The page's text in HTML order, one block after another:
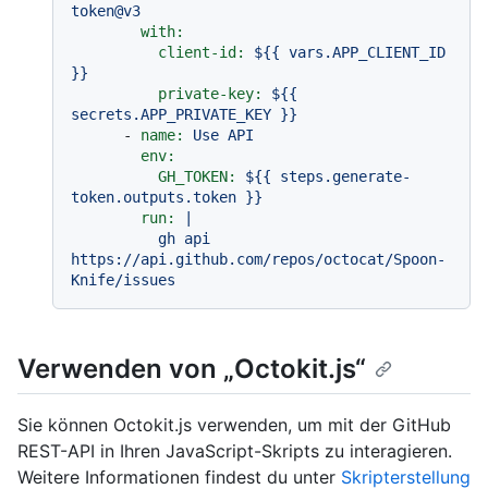
token@v3
with:
client-id:
${{ vars.APP_CLIENT_ID
}}
private-key:
${{
secrets.APP_PRIVATE_KEY }}
-
name: Use API
env:
GH_TOKEN:
${{
steps.generate-
token.outputs.token }}
run:
|
https://api.github.com/repos/octocat/Spoon-
Verwenden von „Octokit.js“
Sie können Octokit.js verwenden, um mit der GitHub
REST-API in Ihren JavaScript-Skripts zu interagieren.
Weitere Informationen findest du unter Skripterstellung